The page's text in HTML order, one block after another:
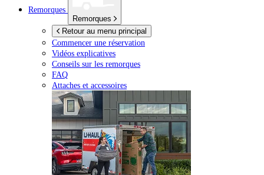
Remorques
Remorques
Retour au menu principal
Commencer une réservation
Vidéos explicatives
Conseils sur les remorques
FAQ
Attaches et accessoires